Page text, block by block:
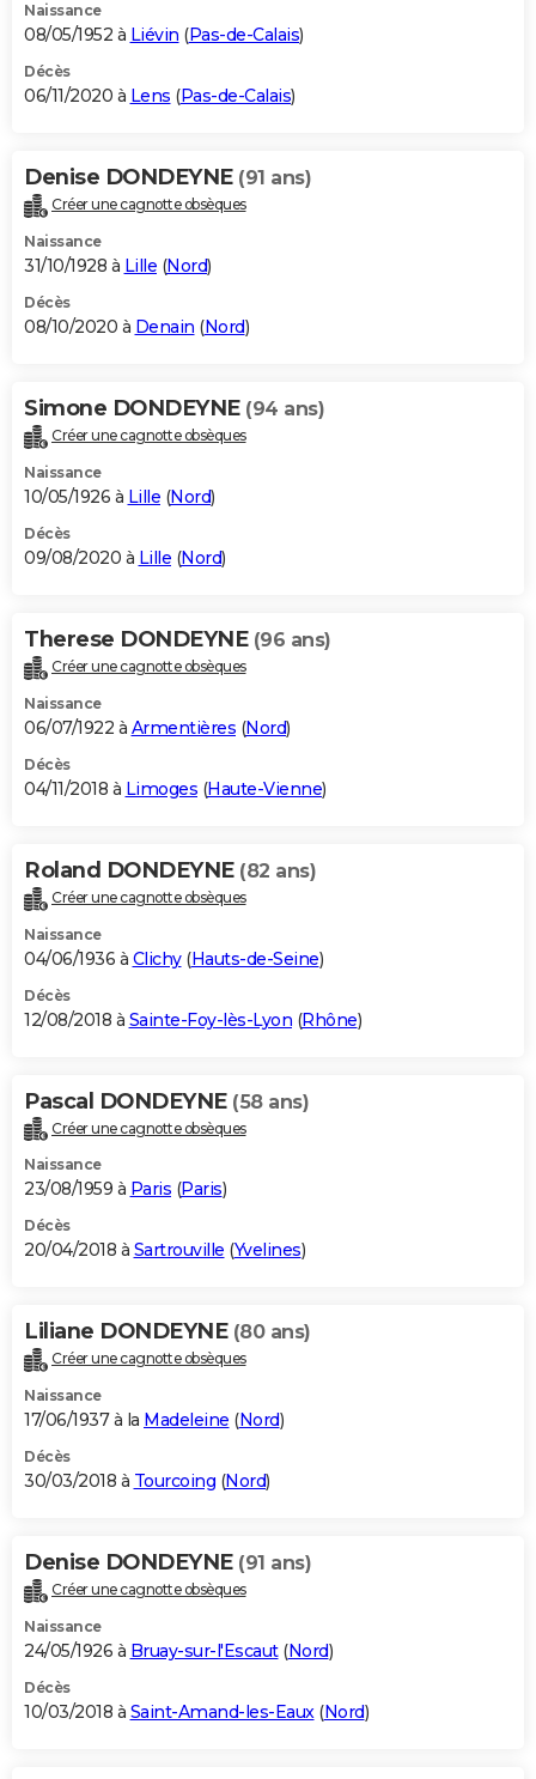
Naissance
08/05/1952 à Liévin (Pas-de-Calais)
Décès
06/11/2020 à Lens (Pas-de-Calais)
Denise DONDEYNE (91 ans)
Créer une cagnotte obsèques
Naissance
31/10/1928 à Lille (Nord)
Décès
08/10/2020 à Denain (Nord)
Simone DONDEYNE (94 ans)
Créer une cagnotte obsèques
Naissance
10/05/1926 à Lille (Nord)
Décès
09/08/2020 à Lille (Nord)
Therese DONDEYNE (96 ans)
Créer une cagnotte obsèques
Naissance
06/07/1922 à Armentières (Nord)
Décès
04/11/2018 à Limoges (Haute-Vienne)
Roland DONDEYNE (82 ans)
Créer une cagnotte obsèques
Naissance
04/06/1936 à Clichy(Hauts-de-Seine)
Décès
12/08/2018 à Sainte-Foy-lès-Lyon (Rhône)
Pascal DONDEYNE (58 ans)
Créer une cagnotte obsèques
Naissance
23/08/1959 à Paris (Paris)
Décès
20/04/2018 à Sartrouville (Yvelines)
Liliane DONDEYNE (80 ans)
Créer une cagnotte obsèques
Naissance
17/06/1937 à la Madeleine (Nord)
Décès
30/03/2018 à Tourcoing (Nord)
Denise DONDEYNE (91 ans)
Créer une cagnotte obsèques
Naissance
24/05/1926 à Bruay-sur-l'Escaut(Nord)
Décès
10/03/2018 à Saint-Amand-les-Eaux(Nord)